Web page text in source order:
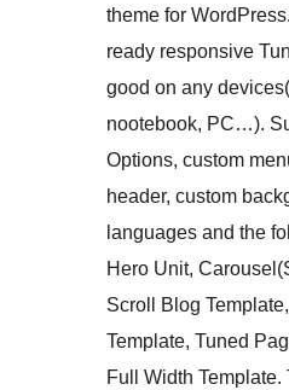
theme for
ready responsive
good on any
nootebook, PC…).
Options, custom
header, custom
languages and the
Hero Unit,
Scroll Blog
Template, Tuned
Full Width Template.